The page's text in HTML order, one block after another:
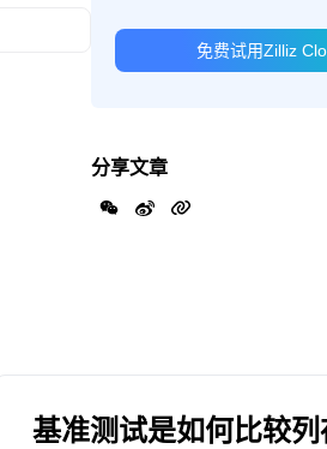
免费试用Zilliz
分享文章
基准测试是如何比较列